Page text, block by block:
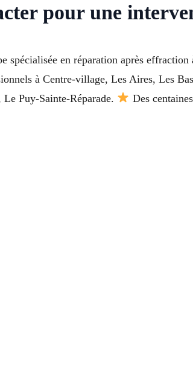
pour une
spécialisée en réparation après
à Centre-village, Les Aires, Les
Puy-Sainte-Réparade.
Des